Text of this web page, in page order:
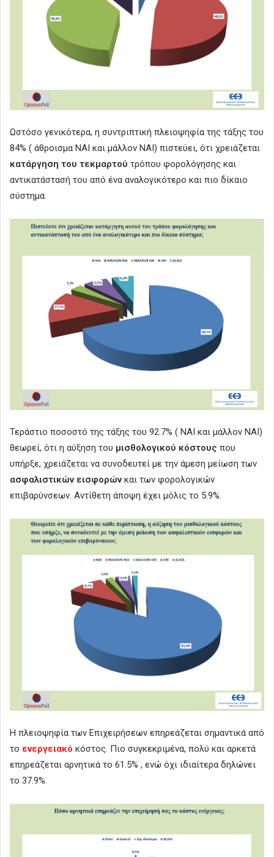
Ωστόσο γενικότερα, η συντριπτική πλειοψηφία της τάξης του
84% ( άθροισμα ΝΑΙ και μάλλον ΝΑΙ) πιστεύει, ότι χρειάζεται
κατάργηση του τεκμαρτού τρόπου φορολόγησης και
αντικατάστασή του από ένα αναλογικότερο και πιο δίκαιο
σύστημα.
Τεράστιο ποσοστό της τάξης του 92.7% ( ΝΑΙ και μάλλον ΝΑΙ)
θεωρεί, ότι η αύξηση του μισθολογικού κόστους που
υπήρξε, χρειάζεται να συνοδευτεί με την άμεση μείωση των
ασφαλιστικών εισφορών και των φορολογικών
επιβαρύνσεων. Αντίθετη άποψη έχει μόλις το 5.9%.
Η πλειοψηφία των Επιχειρήσεων επηρεάζεται σημαντικά από
το ενεργειακό κόστος. Πιο συγκεκριμένα, πολύ και αρκετά
επηρεάζεται αρνητικά το 61.5% , ενώ όχι ιδιαίτερα δηλώνει
το 37.9%.